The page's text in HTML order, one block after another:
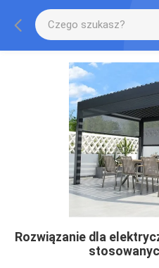
Rozwiązanie dla